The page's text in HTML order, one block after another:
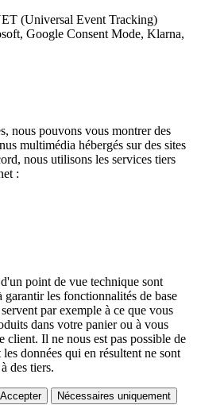
(Universal Event Tracking)
Google Consent Mode, Klarna,
nous pouvons vous montrer des
multimédia hébergés sur des sites
nous utilisons les services tiers
:
point de vue technique sont
garantir les fonctionnalités de base
par exemple à ce que vous
dans votre panier ou à vous
client. Il ne nous est pas possible de
données qui en résultent ne sont
des tiers.
Accepter Nécessaires uniquement